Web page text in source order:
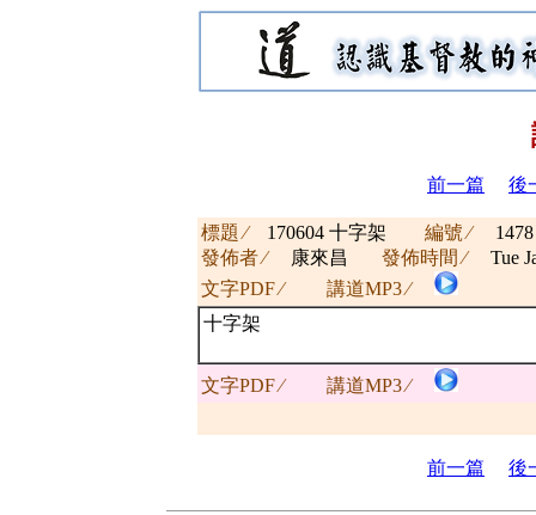
前一篇 後
標題 ∕170604 十字架 編號 ∕
1478
發佈者 ∕
康來昌 發佈時間 ∕
Tue
文字PDF ∕
講道MP3 ∕
十字架
文字PDF ∕ 講道MP3 ∕
前一篇 後